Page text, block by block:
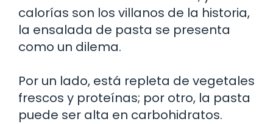
calorías son los villanos de la historia,
la ensalada de pasta se presenta
como un dilema.
Por un lado, está repleta de vegetales
frescos y proteínas; por otro, la pasta
puede ser alta en carbohidratos.